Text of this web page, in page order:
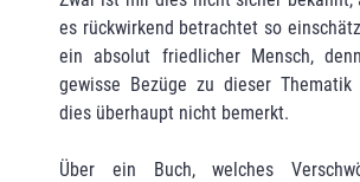
es rückwirkend betrachtet so
ein absolut friedlicher Mensch,
gewisse Bezüge zu dieser
dies überhaupt nicht bemerkt.
Über ein Buch, welches